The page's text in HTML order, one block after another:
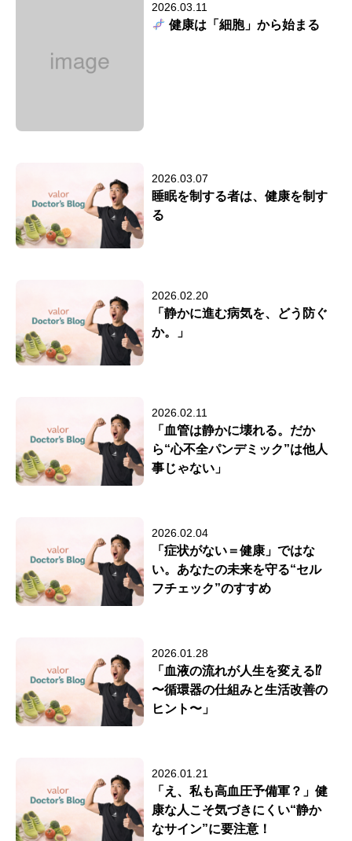
2026.03.11
健康は「細胞」から始まる
2026.03.07
睡眠を制する者は、健康を制す
る
2026.02.20
「静かに進む病気を、どう防ぐ
か。」
2026.02.11
「血管は静かに壊れる。だか
ら“心不全パンデミック”は他人
事じゃない」
2026.02.04
「症状がない＝健康」ではな
い。あなたの未来を守る“セル
フチェック”のすすめ
2026.01.28
「血液の流れが人生を変える⁉
〜循環器の仕組みと生活改善の
ヒント〜」
2026.01.21
「え、私も高血圧予備軍？」健
康な人こそ気づきにくい“静か
なサイン”に要注意！